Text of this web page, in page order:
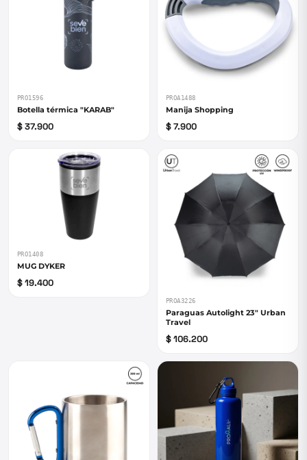
PRO1596
Botella térmica "KARAB"
$ 37.900
PROA1488
Manija Shopping
$ 7.900
PRO1408
MUG DYKER
$ 19.400
PROA3226
Paraguas Autolight 23" Urban
Travel
$ 106.200